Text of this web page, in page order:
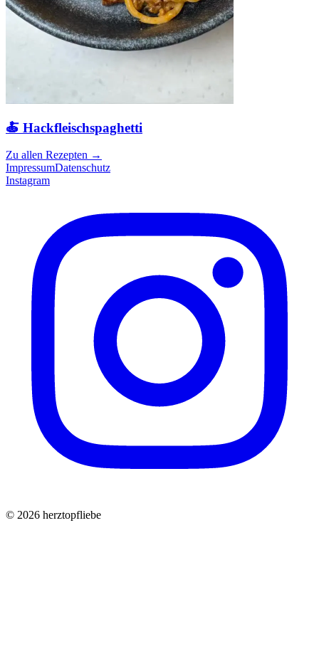
🍝 Hackfleischspaghetti
Zu allen Rezepten →
ImpressumDatenschutz
Instagram
© 2026 herztopfliebe